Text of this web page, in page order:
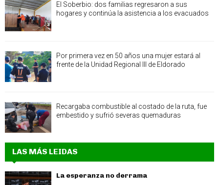
El Soberbio: dos familias regresaron a sus
hogares y continúa la asistencia a los evacuados
Por primera vez en 50 años una mujer estará al
frente de la Unidad Regional III de Eldorado
Recargaba combustible al costado de la ruta, fue
embestido y sufrió severas quemaduras
LAS MÁS LEIDAS
La esperanza no derrama